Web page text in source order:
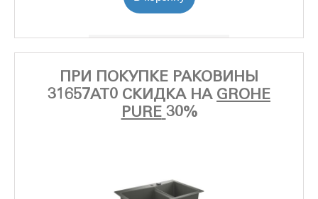
ПРИ ПОКУПКЕ РАКОВИНЫ
31657AT0 СКИДКА НА GROHE
PURE 30%